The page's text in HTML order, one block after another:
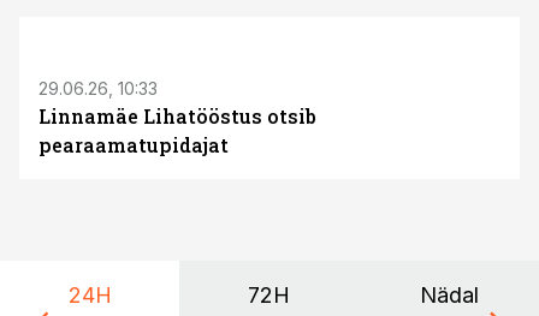
29.06.26, 10:33
Linnamäe Lihatööstus otsib
pearaamatupidajat
24H 72H Nädal